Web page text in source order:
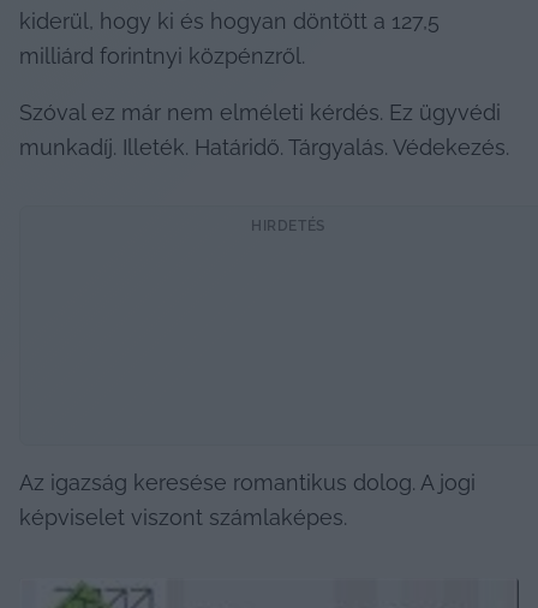
kiderül, hogy ki és hogyan döntött a 127,5
milliárd forintnyi közpénzről.
Szóval ez már nem elméleti kérdés. Ez ügyvédi
munkadíj. Illeték. Határidő. Tárgyalás. Védekezés.
HIRDETÉS
Az igazság keresése romantikus dolog. A jogi
képviselet viszont számlaképes.